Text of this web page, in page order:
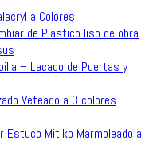
a Colores
de Plastico liso de obra
– Lacado de Puertas y
Veteado a 3 colores
Estuco Mitiko Marmoleado a